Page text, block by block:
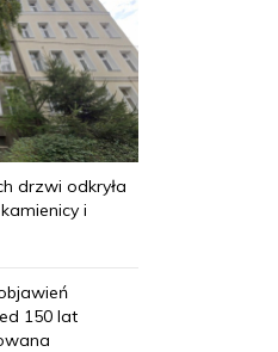
drzwi odkryła
i
150 lat